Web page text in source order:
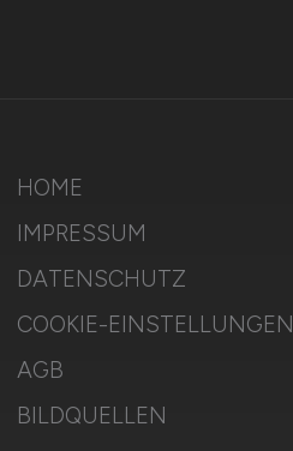
HOME
IMPRESSUM
DATENSCHUTZ
COOKIE-EINSTELLUNGEN
AGB
BILDQUELLEN